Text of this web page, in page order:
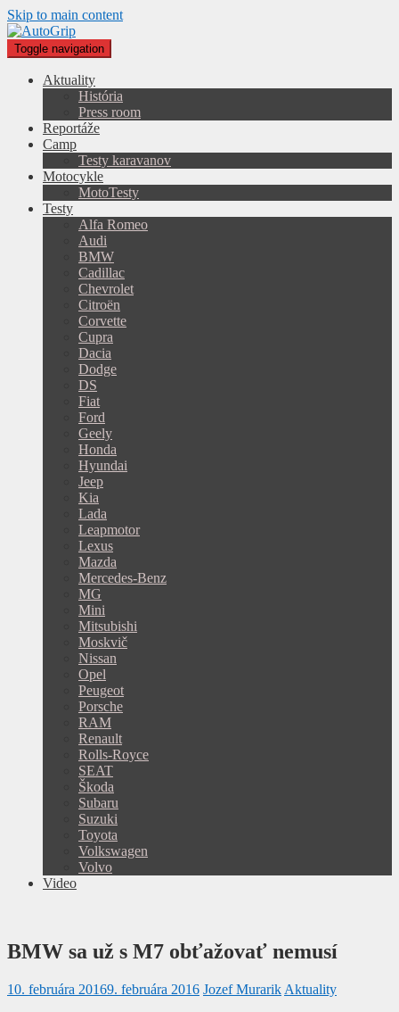
Skip to main content
Toggle navigation
Aktuality
História
Press room
Reportáže
Camp
Testy karavanov
Motocykle
MotoTesty
Testy
Alfa Romeo
Audi
BMW
Cadillac
Chevrolet
Citroën
Corvette
Cupra
Dacia
Dodge
DS
Fiat
Ford
Geely
Honda
Hyundai
Jeep
Kia
Lada
Leapmotor
Lexus
Mazda
Mercedes-Benz
MG
Mini
Mitsubishi
Moskvič
Nissan
Opel
Peugeot
Porsche
RAM
Renault
Rolls-Royce
SEAT
Škoda
Subaru
Suzuki
Toyota
Volkswagen
Volvo
Video
BMW sa už s M7 obťažovať nemusí
10. februára 20169. februára 2016 Jozef Murarik Aktuality